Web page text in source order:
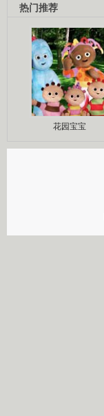
热门推荐
花园宝宝